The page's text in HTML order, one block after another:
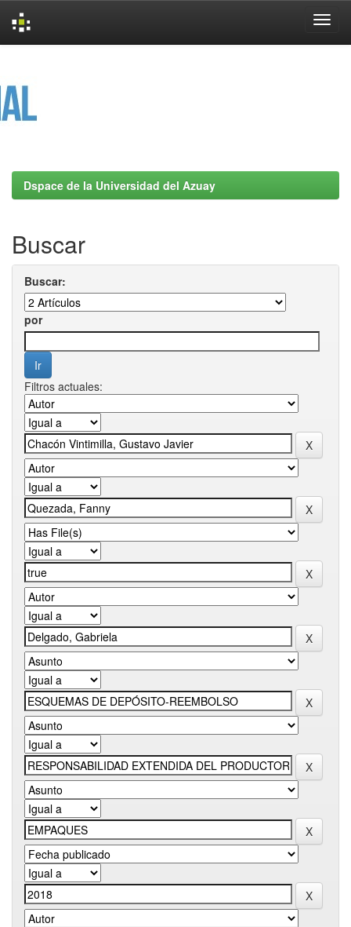
Dspace de la Universidad del Azuay
Buscar
Buscar:
por
Filtros actuales: